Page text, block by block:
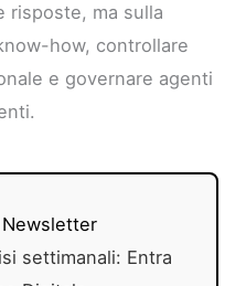
risposte, ma sulla
how, controllare
e governare agenti
settimanali: Entra